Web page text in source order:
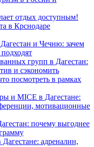
отдых доступным!
в Крснодаре
и Чечню: зачем
групп в Дагестан:
и сэкономить
посмотреть в рамках
и MICE в Дагестане:
мотивационные
почему выгоднее
адреналин,